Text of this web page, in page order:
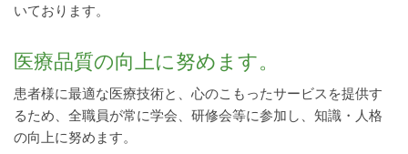
いております。
医療品質の向上に努めます。
患者様に最適な医療技術と、心のこもったサービスを提供す
るため、全職員が常に学会、研修会等に参加し、知識・人格
の向上に努めます。